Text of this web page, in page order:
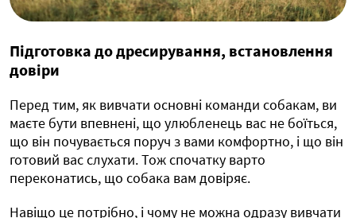
Підготовка до дресирування, встановлення
довіри
Перед тим, як вивчати основні команди собакам, ви
маєте бути впевнені, що улюбленець вас не боїться,
що він почувається поруч з вами комфортно, і що він
готовий вас слухати. Тож спочатку варто
переконатись, що собака вам довіряє.
Навіщо це потрібно, і чому не можна одразу вивчати